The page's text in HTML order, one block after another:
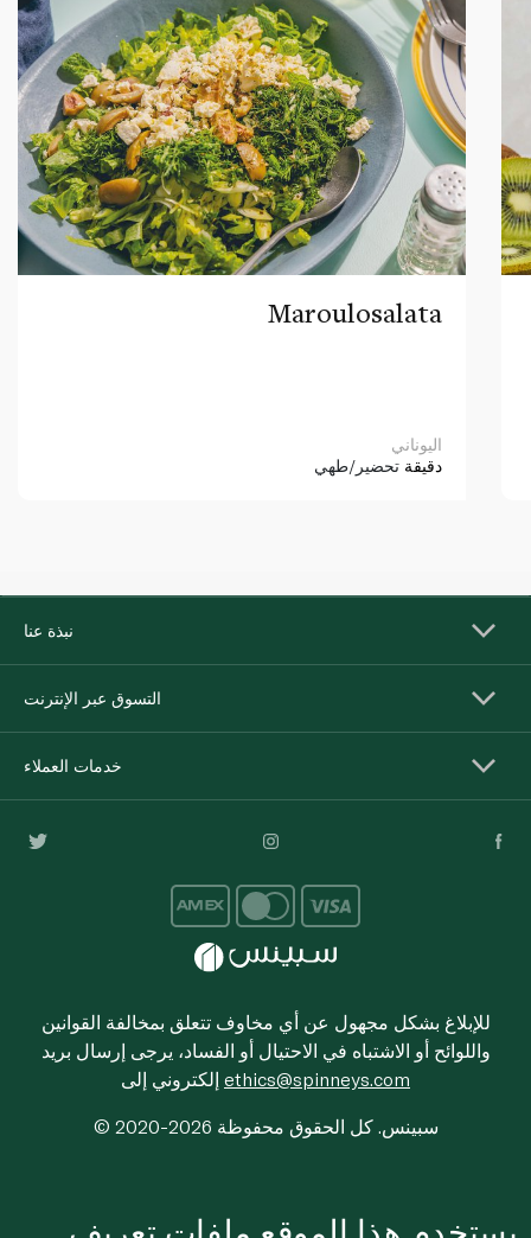
Maroulosalata
اليوناني
دقيقة تحضير/طهي
نبذة عنا
التسوق عبر الإنترنت
خدمات العملاء
للإبلاغ بشكل مجهول عن أي مخاوف تتعلق بمخالفة القوانين
واللوائح أو الاشتباه في الاحتيال أو الفساد، يرجى إرسال بريد
ethics@spinneys.com
© 2020-2026 سبينس. كل الحقوق محفوظة